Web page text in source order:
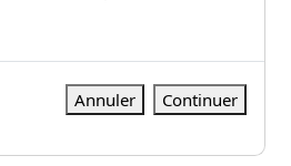
Annuler Continuer